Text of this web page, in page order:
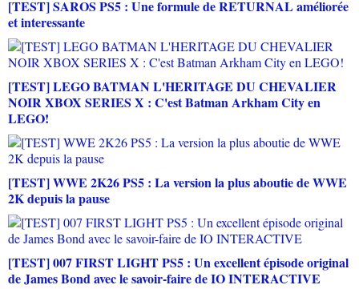
[TEST] SAROS PS5 : Une formule de RETURNAL améliorée
et interessante
[TEST] LEGO BATMAN L'HERITAGE DU CHEVALIER
NOIR XBOX SERIES X : C'est Batman Arkham City en
LEGO!
[TEST] WWE 2K26 PS5 : La version la plus aboutie de WWE
2K depuis la pause
[TEST] 007 FIRST LIGHT PS5 : Un excellent épisode original
de James Bond avec le savoir-faire de IO INTERACTIVE